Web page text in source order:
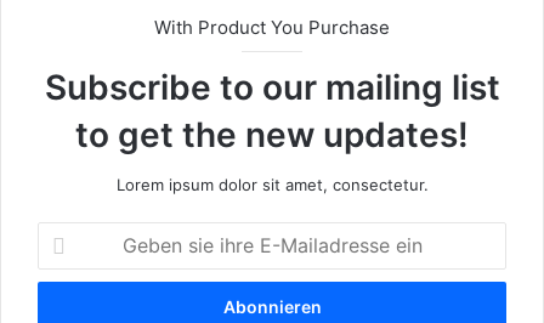
With Product You Purchase
Subscribe to our mailing list
to get the new updates!
Lorem ipsum dolor sit amet, consectetur.
b